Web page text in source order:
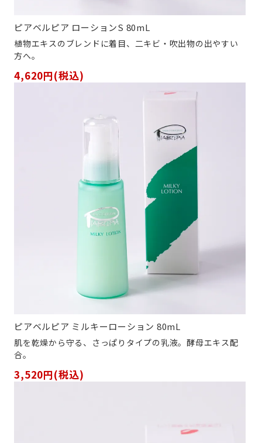
ピアベルピア ローションS 80mL
植物エキスのブレンドに着目、二キビ・吹出物の出やすい
方へ。
4,620円(税込)
ピアベルピア ミルキーローション 80mL
肌を乾燥から守る、さっぱりタイプの乳液。酵母エキス配
合。
3,520円(税込)